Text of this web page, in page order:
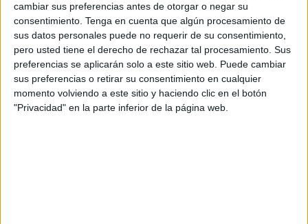
cambiar sus preferencias antes de otorgar o negar su
consentimiento. Tenga en cuenta que algún procesamiento de
sus datos personales puede no requerir de su consentimiento,
pero usted tiene el derecho de rechazar tal procesamiento. Sus
preferencias se aplicarán solo a este sitio web. Puede cambiar
sus preferencias o retirar su consentimiento en cualquier
momento volviendo a este sitio y haciendo clic en el botón
"Privacidad" en la parte inferior de la página web.
nuevamente de este espacio que es muy visitado.